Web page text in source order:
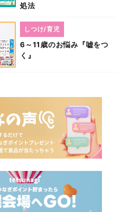
処法
6～11歳のお悩み『嘘をつ
く』
しつけ/育児